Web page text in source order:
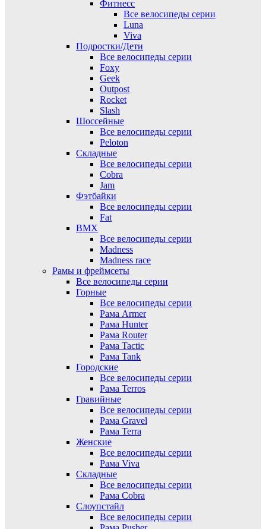
Фитнесс
Все велосипеды серии
Luna
Viva
Подростки/Дети
Все велосипеды серии
Foxy
Geek
Outpost
Rocket
Slash
Шоссейные
Все велосипеды серии
Peloton
Складные
Все велосипеды серии
Cobra
Jam
Фэтбайки
Все велосипеды серии
Fat
BMX
Все велосипеды серии
Madness
Madness race
Рамы и фреймсеты
Все велосипеды серии
Горные
Все велосипеды серии
Рама Armer
Рама Hunter
Рама Router
Рама Tactic
Рама Tank
Городские
Все велосипеды серии
Рама Terros
Гравийные
Все велосипеды серии
Рама Gravel
Рама Terra
Женские
Все велосипеды серии
Рама Viva
Складные
Все велосипеды серии
Рама Cobra
Слоупстайл
Все велосипеды серии